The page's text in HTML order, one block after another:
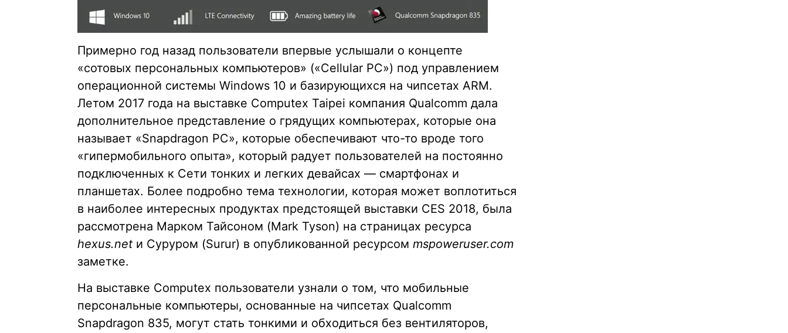
Примерно год назад пользователи впервые услышали о концепте
«сотовых персональных компьютеров» («Cellular PC») под управлением
операционной системы Windows 10 и базирующихся на чипсетах ARM.
Летом 2017 года на выставке Computex Taipei компания Qualcomm дала
дополнительное представление о грядущих компьютерах, которые она
называет «Snapdragon PC», которые обеспечивают что-то вроде того
«гипермобильного опыта», который радует пользователей на постоянно
подключенных к Сети тонких и легких девайсах — смартфонах и
планшетах. Более подробно тема технологии, которая может воплотиться
в наиболее интересных продуктах предстоящей выставки CES 2018, была
рассмотрена Марком Тайсоном (Mark Tyson) на страницах ресурса
hexus.net и Суруром (Surur) в опубликованной ресурсом mspoweruser.com
заметке.
На выставке Computex пользователи узнали о том, что мобильные
персональные компьютеры, основанные на чипсетах Qualcomm
Snapdragon 835, могут стать тонкими и обходиться без вентиляторов,